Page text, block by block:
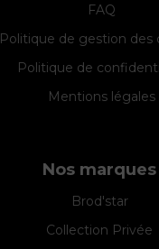
FAQ
Politique de gestion des
Politique de
Mentions légales
Nos marques
Brod'star
Collection Privée